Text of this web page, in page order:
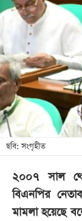
আন্তর্জাতিক
সারাদেশ
খেলা
বিনোদন
লাইফ
স্টাইল
শিক্ষা
সব
বিভাগ
ছবি: সংগৃহীত
২০০৭ সাল
বিএনপির
মামলা হয়েছে